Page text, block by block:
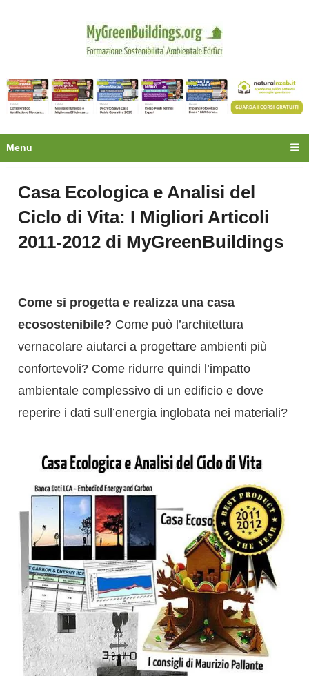
Menu
Casa Ecologica e Analisi del
Ciclo di Vita: I Migliori Articoli
2011-2012 di MyGreenBuildings
Come si progetta e realizza una casa
ecosostenibile? Come può l’architettura
vernacolare aiutarci a progettare ambienti più
confortevoli? Come ridurre quindi l’impatto
ambientale complessivo di un edificio e dove
reperire i dati sull’energia inglobata nei materiali?
Privacy
Oltre 30.000 tecnici
fanno già parte della